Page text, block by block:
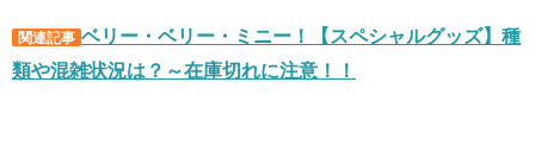
関連記事 ベリー・ベリー・ミニー！【スペシャルグッズ】種
類や混雑状況は？～在庫切れに注意！！